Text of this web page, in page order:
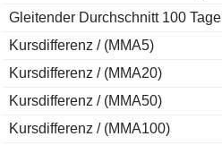
Gleitender Durchschnitt 100 Tage
Kursdifferenz / (MMA5)
Kursdifferenz / (MMA20)
Kursdifferenz / (MMA50)
Kursdifferenz / (MMA100)